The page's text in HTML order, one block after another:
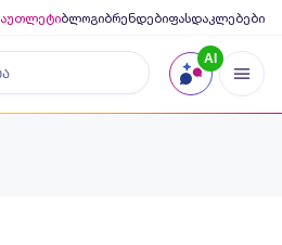
აუთლეტიბლოგიბრენდებიფასდაკლებები
AI